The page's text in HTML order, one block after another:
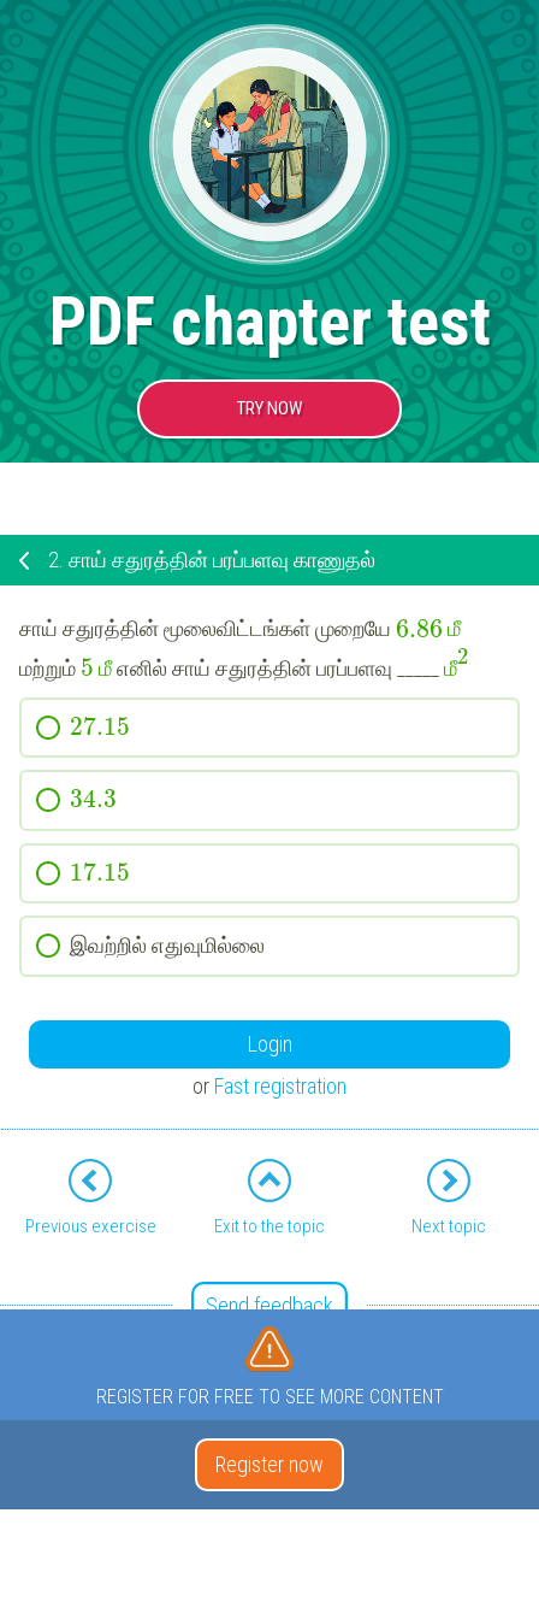
PDF chapter test
TRY NOW
2. சாய் சதுரத்தின் பரப்பளவு காணுதல்
சாய் சதுரத்தின் மூலைவிட்டங்கள் முறையே 6.86 மீ
மற்றும் 5 மீஎனில் சாய் சதுரத்தின் பரப்பளவு _____ மீ2
27.15
34.3
17.15
இவற்றில் எதுவுமில்லை
Login
or Fast registration
Previous exercise Exit to the topic Next topic
Send feedback
REGISTER FOR FREE TO SEE MORE CONTENT
Register now